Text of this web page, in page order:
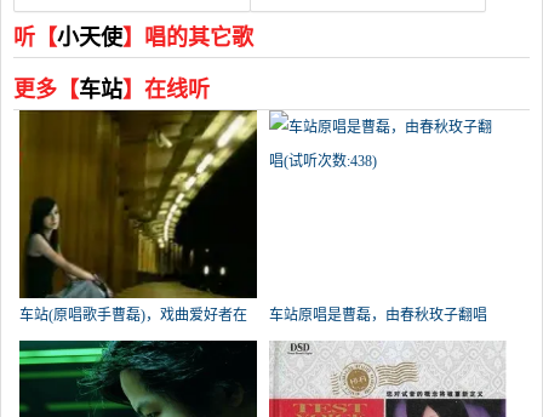
听【小天使】唱的其它歌
更多【车站】在线听
车站(原唱歌手曹磊)，戏曲爱好者在
线演唱2576分
车站原唱是曹磊，由春秋玫子翻唱
(试听次数:438)